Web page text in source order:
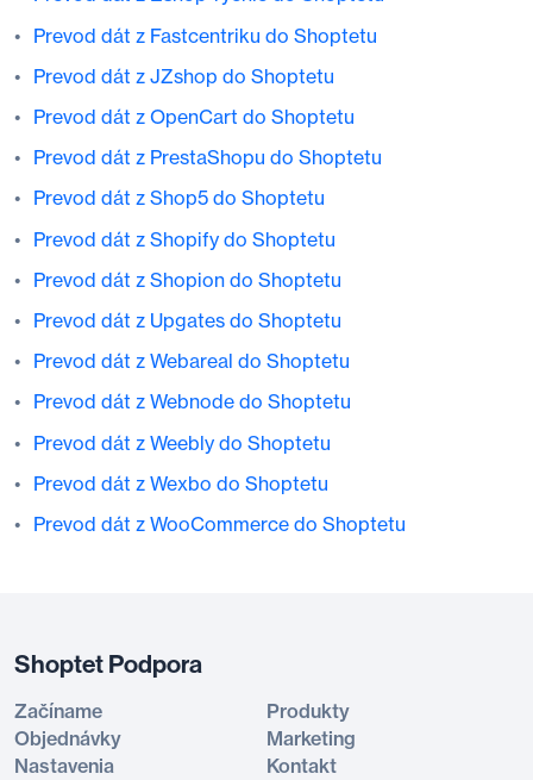
Prevod dát z Fastcentriku do Shoptetu
Prevod dát z JZshop do Shoptetu
Prevod dát z OpenCart do Shoptetu
Prevod dát z PrestaShopu do Shoptetu
Prevod dát z Shop5 do Shoptetu
Prevod dát z Shopify do Shoptetu
Prevod dát z Shopion do Shoptetu
Prevod dát z Upgates do Shoptetu
Prevod dát z Webareal do Shoptetu
Prevod dát z Webnode do Shoptetu
Prevod dát z Weebly do Shoptetu
Prevod dát z Wexbo do Shoptetu
Prevod dát z WooCommerce do Shoptetu
Shoptet Podpora
Začíname
Produkty
Objednávky
Marketing
Nastavenia
Kontakt